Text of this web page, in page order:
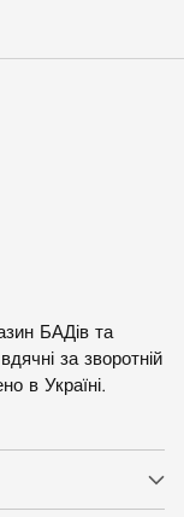
БАДів та
за зворотній
в Україні.